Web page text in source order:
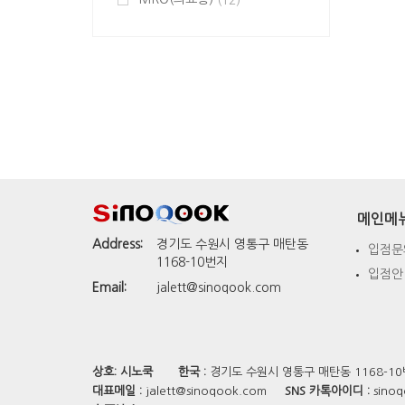
Address:
경기도 수원시 영통구 매탄동
1168-10번지
Email:
jalett@sinoqook.com
메인메
입점문
입점안
상호: 시노쿡 한국 : 경기도 수원시 영통구 매탄동 1168-10
대표메일 : jalett@sinoqook.com SNS 카톡아이디 :